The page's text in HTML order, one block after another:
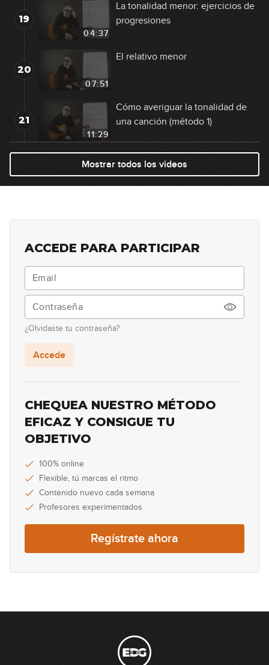
19
04:37
La tonalidad menor: ejercicios de
progresiones
20
07:51
El relativo menor
21
11:29
Cómo averiguar la tonalidad de
una canción (método 1)
11:02
Cómo averiguar la tonalidad de
una canción (método 2)
23
una canción (método 3)
Mostrar todos los videos
ACCEDE PARA PARTICIPAR
¿Olvidaste tu contraseña?
Accede
CHEQUEA NUESTRO MÉTODO
EFICAZ Y CONSIGUE TU
OBJETIVO
100% online
Flexible, tú marcas el ritmo
Contenido nuevo cada semana
Profesores experimentados
Regístrate ahora